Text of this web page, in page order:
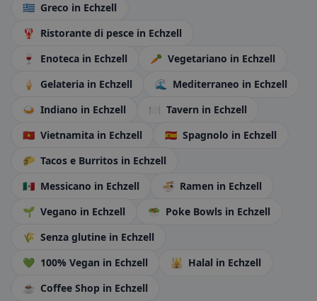
🇬🇷 Greco in Echzell
🦞 Ristorante di pesce in Echzell
🍷
Enoteca in Echzell 🥕 Vegetariano in Echzell
🍦
Gelateria in Echzell 🌊 Mediterraneo in Echzell
🍛 Indiano in Echzell 🍽️ Tavern in Echzell
🇻🇳 Vietnamita in Echzell 🇪🇸 Spagnolo in Echzell
🌮 Tacos e Burritos in Echzell
🇲🇽 Messicano in Echzell 🍜 Ramen in Echzell
🌱 Vegano in Echzell 🥗 Poke Bowls in Echzell
🌾 Senza glutine in Echzell
💚 100% Vegan in Echzell 🕌 Halal in Echzell
☕ Coffee Shop in Echzell